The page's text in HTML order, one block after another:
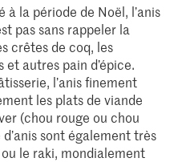
la période de Noël, l’anis
pas sans rappeler la
crêtes de coq, les
autres pain d’épice.
l’anis finement
les plats de viande
(chou rouge ou chou
sont également très
le raki, mondialement